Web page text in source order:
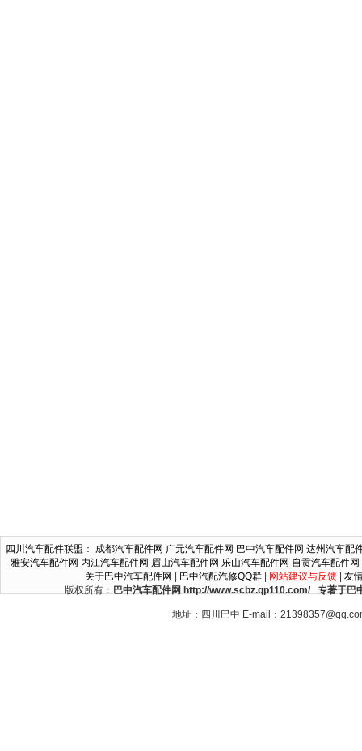
四川汽车配件联盟 ： 成都汽车配件网 广元汽车配件网 巴中汽车配件网 达州汽车配
雅安汽车配件网 内江汽车配件网 眉山汽车配件网 乐山汽车配件网 自贡汽车配件网
关于巴中汽车配件网
巴中汽配汽修QQ群| 网站建议与反馈| 友
版权所有： 巴中汽车配件网 http://www.scbz.qp110.com/ 专著于巴
地址：四川巴中 E-mail：